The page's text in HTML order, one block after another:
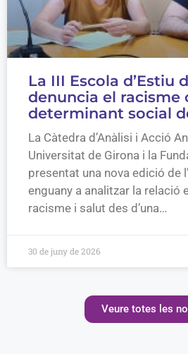
La III Escola d’Estiu
denuncia el racisme
determinant social
La Càtedra d’Anàlisi i Acció
Universitat de Girona i la
presentat una nova edició de
enguany a analitzar la relació
racisme i salut des d’una…
30 de juny de 2026
Veure totes les